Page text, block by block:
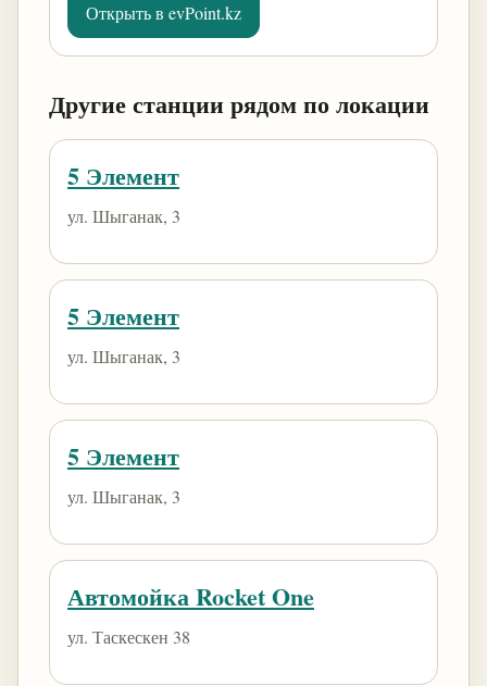
Открыть в evPoint.kz
Другие станции рядом по локации
5 Элемент
ул. Шыганак, 3
5 Элемент
ул. Шыганак, 3
5 Элемент
ул. Шыганак, 3
Автомойка Rocket One
ул. Таскескен 38